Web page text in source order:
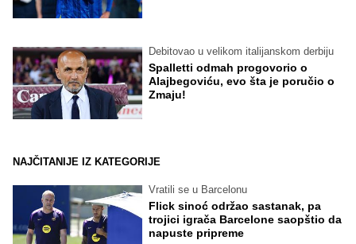
Debitovao u velikom italijanskom derbiju
Spalletti odmah progovorio o
Alajbegoviću, evo šta je poručio o
Zmaju!
NAJČITANIJE IZ KATEGORIJE
Vratili se u Barcelonu
Flick sinoć održao sastanak, pa
trojici igrača Barcelone saopštio da
napuste pripreme